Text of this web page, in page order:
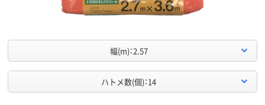
幅(m)：2.57
ハトメ数(個)：14